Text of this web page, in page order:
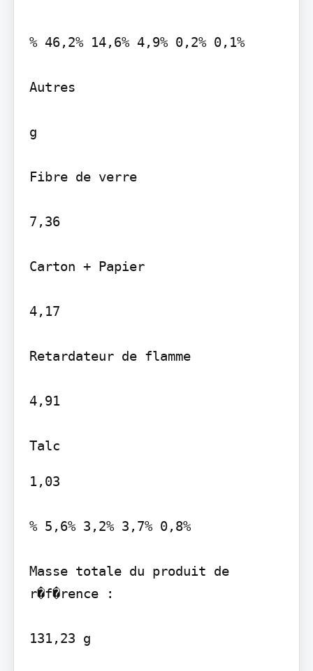
% 46,2% 14,6% 4,9% 0,2% 0,1%
Autres
g
Fibre de verre
7,36
Carton + Papier
4,17
Retardateur de flamme
4,91
1,03
% 5,6% 3,2% 3,7% 0,8%
Masse totale du produit de
r�f�rence :
131,23 g